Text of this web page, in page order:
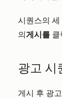
시퀀스의
의 게시를 클
광고 시
게시 후 광